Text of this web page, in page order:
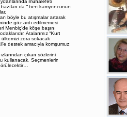
muhalefeti
da “ ben kamyoncunun
böyle bu atışmalar artarak
göz ardı edilmemesi
Menbiç’de köşe başını
Atalarımız “Kurt
zora sokacak
destek amacıyla komşumuz
çıkan sözlerini
kullanacak. Seçmenlerin